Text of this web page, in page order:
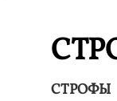
СТРОФЫ